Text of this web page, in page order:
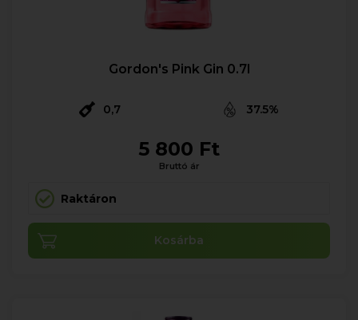
Gordon's Pink Gin 0.7l
0,7 37.5%
5 800 Ft
Bruttó ár
Raktáron
Kosárba